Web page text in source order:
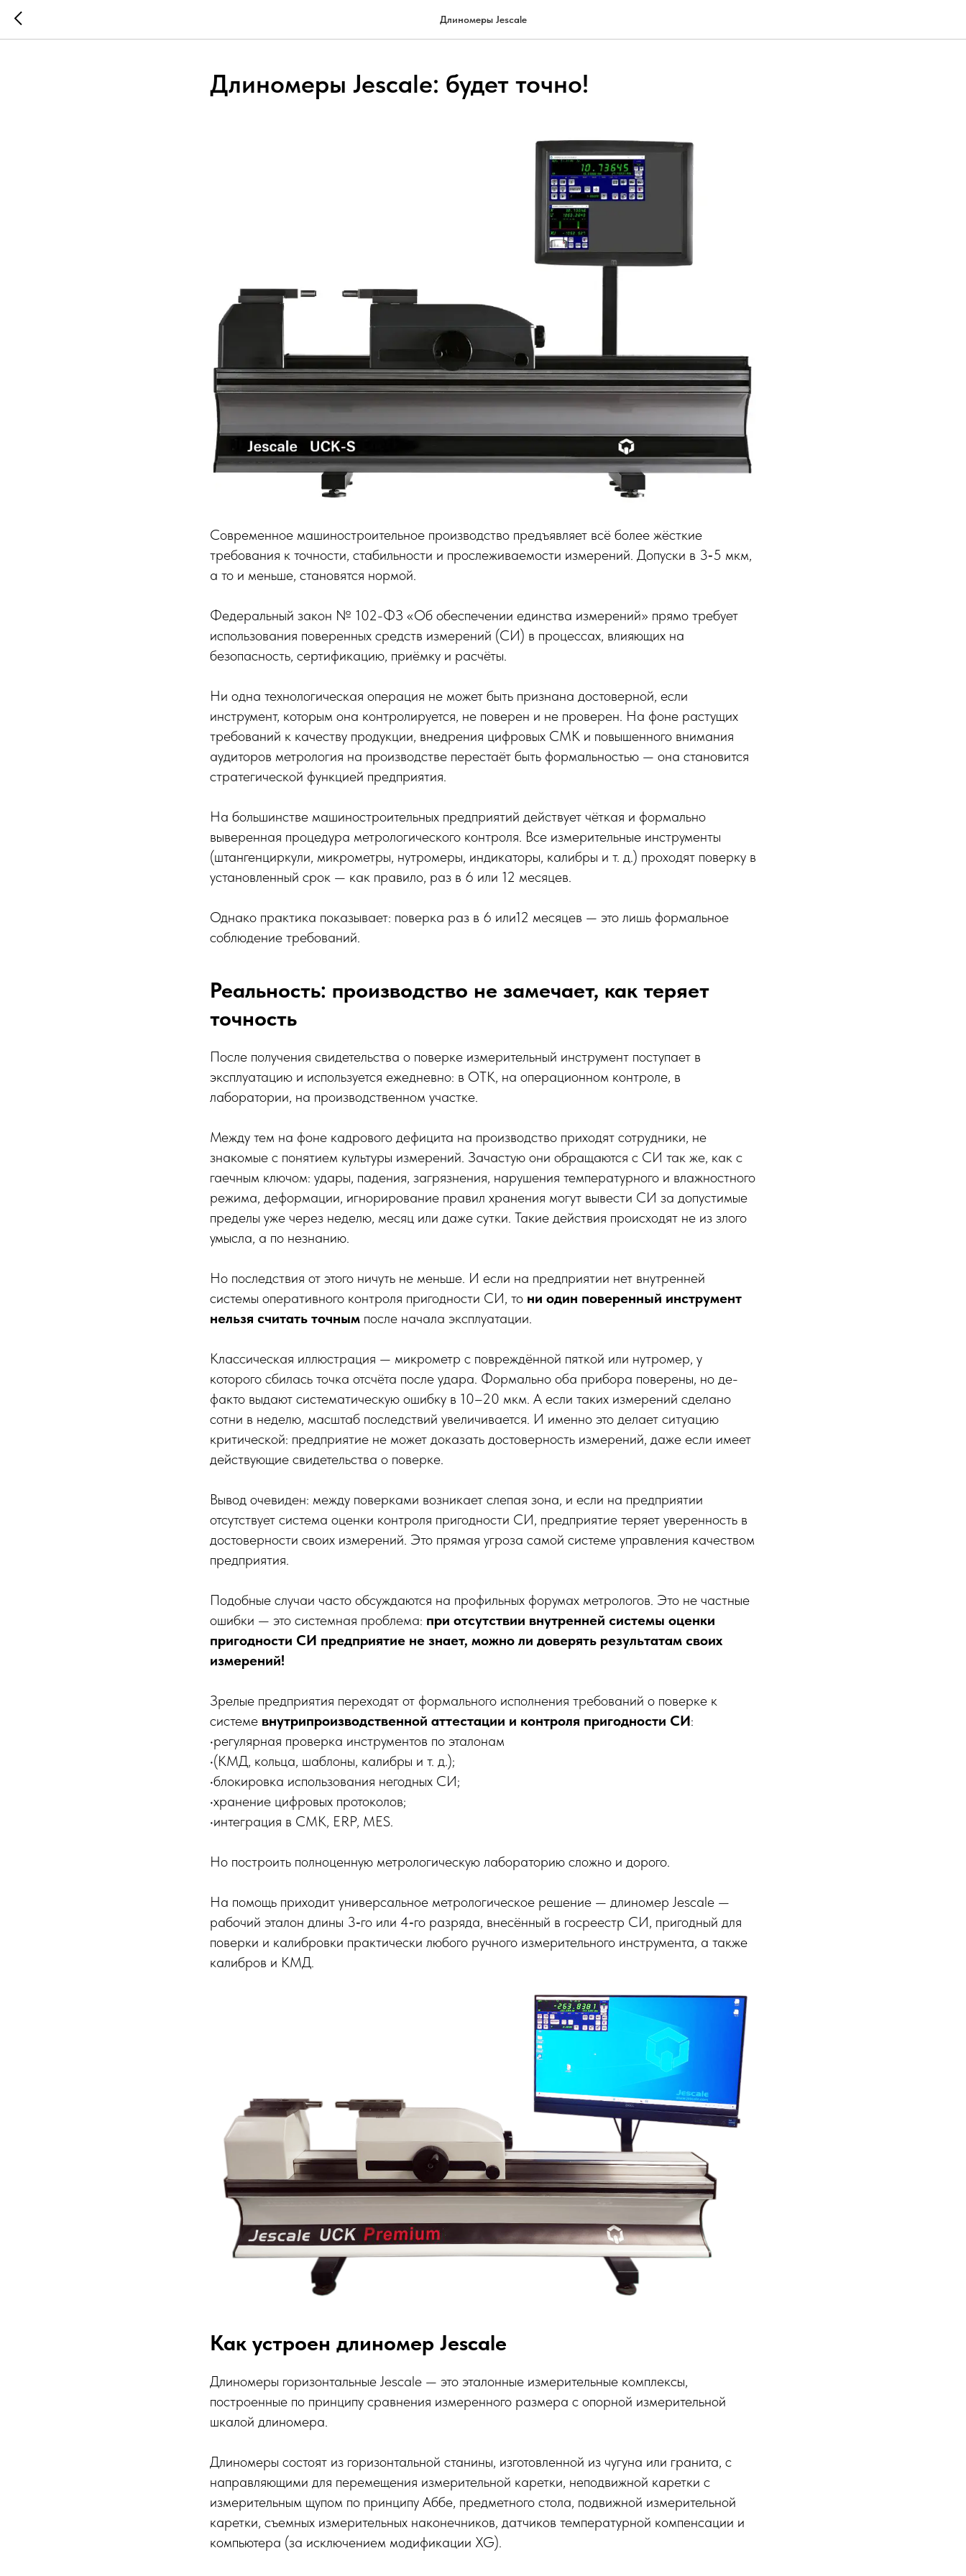
Длиномеры Jescale
Длиномеры Jescale: будет точно!
Современное машиностроительное производство предъявляет всё более жёсткие
требования к точности, стабильности и прослеживаемости измерений. Допуски в 3‑5 мкм,
а то и меньше, становятся нормой.
Федеральный закон № 102-ФЗ «Об обеспечении единства измерений» прямо требует
использования поверенных средств измерений (СИ) в процессах, влияющих на
безопасность, сертификацию, приёмку и расчёты.
Ни одна технологическая операция не может быть признана достоверной, если
инструмент, которым она контролируется, не поверен и не проверен. На фоне растущих
требований к качеству продукции, внедрения цифровых СМК и повышенного внимания
аудиторов метрология на производстве перестаёт быть формальностью — она становится
стратегической функцией предприятия.
На большинстве машиностроительных предприятий действует чёткая и формально
выверенная процедура метрологического контроля. Все измерительные инструменты
(штангенциркули, микрометры, нутромеры, индикаторы, калибры и т. д.) проходят поверку в
установленный срок — как правило, раз в 6 или 12 месяцев.
Однако практика показывает: поверка раз в 6 или12 месяцев — это лишь формальное
соблюдение требований.
Реальность: производство не замечает, как теряет
точность
После получения свидетельства о поверке измерительный инструмент поступает в
эксплуатацию и используется ежедневно: в ОТК, на операционном контроле, в
лаборатории, на производственном участке.
Между тем на фоне кадрового дефицита на производство приходят сотрудники, не
знакомые с понятием культуры измерений. Зачастую они обращаются с СИ так же, как с
гаечным ключом: удары, падения, загрязнения, нарушения температурного и влажностного
режима, деформации, игнорирование правил хранения могут вывести СИ за допустимые
пределы уже через неделю, месяц или даже сутки. Такие действия происходят не из злого
умысла, а по незнанию.
Но последствия от этого ничуть не меньше. И если на предприятии нет внутренней
системы оперативного контроля пригодности СИ, то ни один поверенный инструмент
нельзя считать точным после начала эксплуатации.
Классическая иллюстрация — микрометр с повреждённой пяткой или нутромер, у
которого сбилась точка отсчёта после удара. Формально оба прибора поверены, но де-
факто выдают систематическую ошибку в 10–20 мкм. А если таких измерений сделано
сотни в неделю, масштаб последствий увеличивается. И именно это делает ситуацию
критической: предприятие не может доказать достоверность измерений, даже если имеет
действующие свидетельства о поверке.
Вывод очевиден: между поверками возникает слепая зона, и если на предприятии
отсутствует система оценки контроля пригодности СИ, предприятие теряет уверенность в
достоверности своих измерений. Это прямая угроза самой системе управления качеством
предприятия.
Подобные случаи часто обсуждаются на профильных форумах метрологов. Это не частные
ошибки — это системная проблема: при отсутствии внутренней системы оценки
пригодности СИ предприятие не знает, можно ли доверять результатам своих
измерений!
Зрелые предприятия переходят от формального исполнения требований о поверке к
системе внутрипроизводственной аттестации и контроля пригодности СИ:
•регулярная проверка инструментов по эталонам
•(КМД, кольца, шаблоны, калибры и т. д.);
•блокировка использования негодных СИ;
•хранение цифровых протоколов;
•интеграция в СМК, ERP, MES.
Но построить полноценную метрологическую лабораторию сложно и дорого.
На помощь приходит универсальное метрологическое решение — длиномер Jescale —
рабочий эталон длины 3‑го или 4‑го разряда, внесённый в госреестр СИ, пригодный для
поверки и калибровки практически любого ручного измерительного инструмента, а также
калибров и КМД.
Как устроен длиномер Jescale
Длиномеры горизонтальные Jescale — это эталонные измерительные комплексы,
построенные по принципу сравнения измеренного размера с опорной измерительной
шкалой длиномера.
Длиномеры состоят из горизонтальной станины, изготовленной из чугуна или гранита, с
направляющими для перемещения измерительной каретки, неподвижной каретки с
измерительным щупом по принципу Аббе, предметного стола, подвижной измерительной
каретки, съемных измерительных наконечников, датчиков температурной компенсации и
компьютера (за исключением модификации XG).